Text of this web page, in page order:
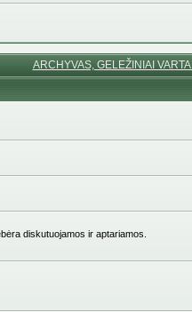
ARCHYVAS, GELEŽINIAI VARTAI
diskutuojamos ir aptariamos.